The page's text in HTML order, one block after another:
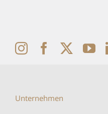
Unternehmen